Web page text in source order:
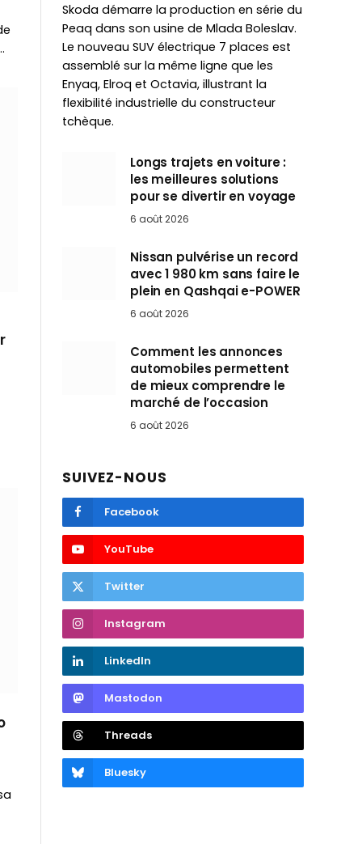
Skoda démarre la production en série du
Peaq dans son usine de Mlada Boleslav.
Le nouveau SUV électrique 7 places est
assemblé sur la même ligne que les
Enyaq, Elroq et Octavia, illustrant la
flexibilité industrielle du constructeur
tchèque.
Longs trajets en voiture :
les meilleures solutions
pour se divertir en voyage
6 août 2026
Nissan pulvérise un record
avec 1 980 km sans faire le
plein en Qashqai e-POWER
6 août 2026
Comment les annonces
automobiles permettent
de mieux comprendre le
marché de l’occasion
6 août 2026
SUIVEZ-NOUS
Facebook
YouTube
Twitter
Instagram
LinkedIn
Mastodon
Threads
Bluesky